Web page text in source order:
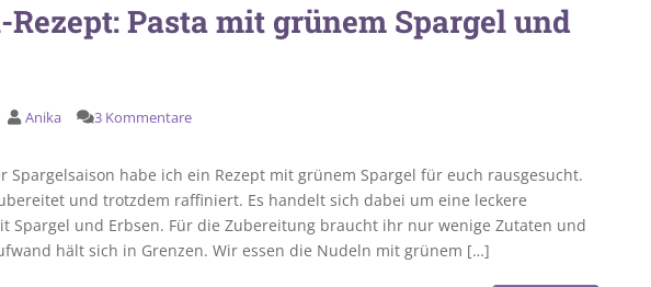
Rezept: Pasta mit grünem Spargel und
Anika 3 Kommentare
Spargelsaison habe ich ein Rezept mit grünem Spargel für euch rausgesucht.
und trotzdem raffiniert. Es handelt sich dabei um eine leckere
Spargel und Erbsen. Für die Zubereitung braucht ihr nur wenige Zutaten und
hält sich in Grenzen. Wir essen die Nudeln mit grünem […]